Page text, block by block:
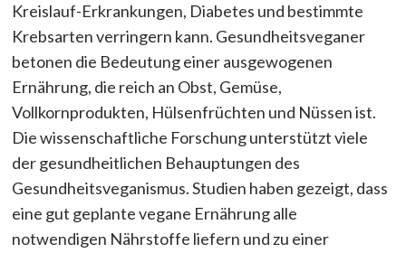
Kreislauf-Erkrankungen, Diabetes und bestimmte
Krebsarten verringern kann. Gesundheitsveganer
betonen die Bedeutung einer ausgewogenen
Ernährung, die reich an Obst, Gemüse,
Vollkornprodukten, Hülsenfrüchten und Nüssen ist.
Die wissenschaftliche Forschung unterstützt viele
der gesundheitlichen Behauptungen des
Gesundheitsveganismus. Studien haben gezeigt, dass
eine gut geplante vegane Ernährung alle
notwendigen Nährstoffe liefern und zu einer